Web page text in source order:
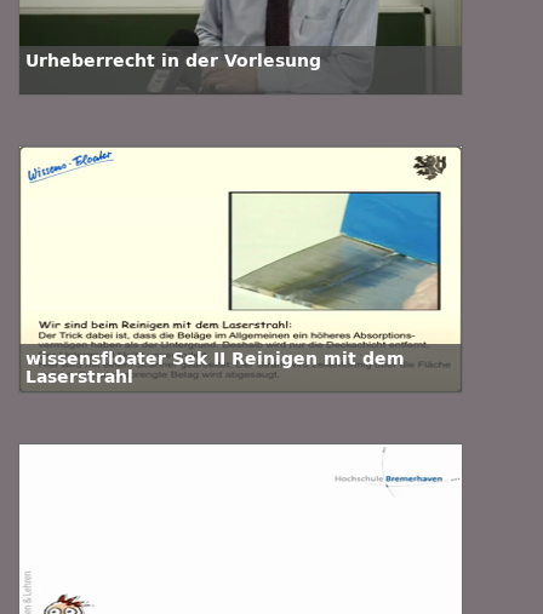
Urheberrecht in der Vorlesung
wissensfloater Sek II Reinigen mit dem
Laserstrahl